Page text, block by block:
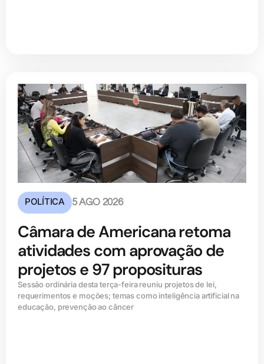
POLÍTICA 5 AGO 2026
Câmara de Americana retoma
atividades com aprovação de
projetos e 97 proposituras
Sessão ordinária desta terça-feira reuniu projetos de lei,
requerimentos e moções; temas como inteligência artificial na
educação, prevenção ao câncer